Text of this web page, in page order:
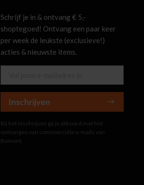
Schrijf je in & ontvang € 5,-
shoptegoed! Ontvang een paar keer
per week de leukste (exclusieve!)
acties & nieuwste items.
Inschrijven
Bij het inschrijven ga je akkoord met het
ontvangen van commerciële e-mails van
Bomont.